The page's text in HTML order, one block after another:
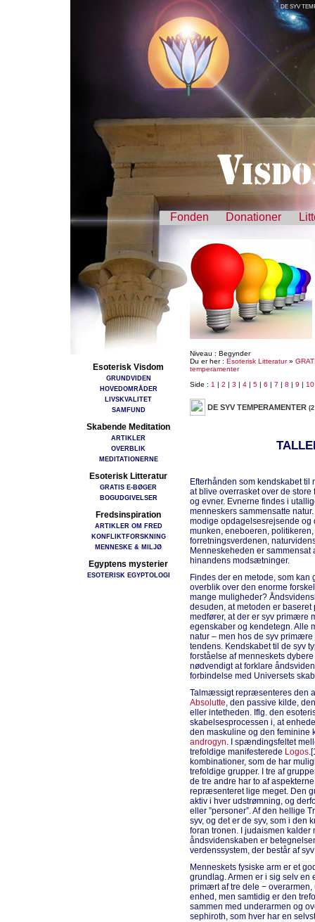
DE SYV
Fonden Donationer
Esoterisk Visdom
GRUNDVIDEN
HOVEDOMRÅDER
LIVSKVALITET
SAMFUND
Skabende Meditation
ARTIKLER
OVERBLIK
MEDITATIONERNE
Esoterisk Litteratur
GRATIS E-BØGER
BOGUDGIVELSER
Fredsinspiration
ARTIKLER OM FRED
KONFLIKTFORSKNING
MENNESKE & MILJØ
Egyptens mysterier
ESOTERISK EGYPTOLOGI
Niveau : Begynder
Du er her : Esoterisk Litteratur»
temperamenter
Side : 1 | 2 | 3 | 4 | 5 | 6 | 7 | 8 | 9 | 10
DE SYV TEMPERAMENTER
Efterhånden som kendskabet til
at blive overrasket over de
og evner. Evnerne findes i
menneskers sammensatte
modige opdagelsesrejsende
munken, eneboeren,
forretningsverdenen,
Menneskeheden er sammensat
hinandens modsætninger.
Findes der en metode, som
overblik over den enorme
mange muligheder?
desuden, at metoden er baseret
medfører, at der er syv primære
egenskaber og kendetegn. Alle
natur – men hos de syv
tendens. Kendskabet til de syv
forståelse af menneskets
nødvendigt at forklare
forbindelse med Universets
Talmæssigt repræsenteres den
Absolutte, den passive kilde,
eller intetheden. Iflg. den
skabelsesprocessen i, at
den maskuline og den feminine
androgyn. I spændingsfeltet
trefoldige manifesterede Logos
kombinationer, som de har
trefoldige grupper. I tre af
de tre andre har to af
repræsenteret lige meget. Den
aktiv i hver udstrømning, og
eller ”personer”. Af den hellige
syv, og det er de syv, som i den
foran tronen. I judaismen kalder
åndsvidenskaben er
verdenssystem, der består af
Menneskets fysiske arm er et
grundlag. Armen er i sig selv
primært af tre dele −
enhed, men samtidig er den
sammen med underarmen og
sephiroth, som hver har en